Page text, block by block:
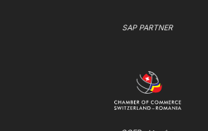
SAP PARTNER